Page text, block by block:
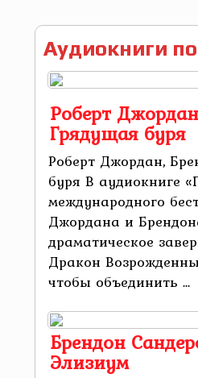
Аудиокниги
Роберт
Грядущая буря
Роберт Джордан,
буря В аудиокниге
международного
Джордана и
драматическое
Дракон
чтобы объединить ...
Брендон
Элизиум